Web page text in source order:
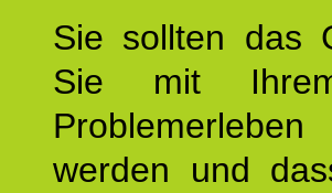
Sie sollten das
Sie mit
werden und